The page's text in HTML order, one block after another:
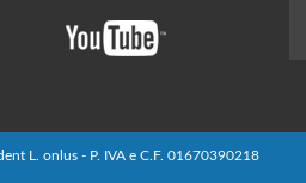
L. onlus - P. IVA e C.F. 01670390218